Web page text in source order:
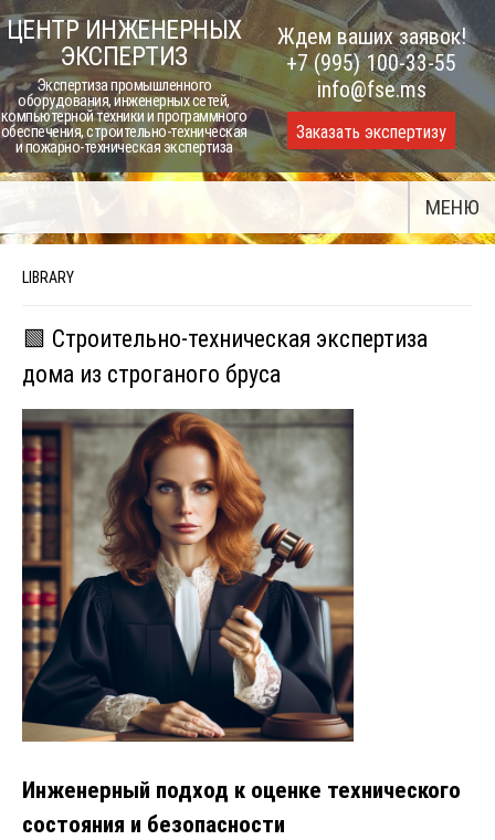
Skip
to
content
ЦЕНТР ИНЖЕНЕРНЫХ
ЭКСПЕРТИЗ
Экспертиза промышленного
оборудования, инженерных сетей,
компьютерной техники и программного
обеспечения, строительно-техническая
и пожарно-техническая экспертиза
Ждем ваших заявок!
+7 (995) 100-33-55
info@fse.ms
Заказать экспертизу
МЕНЮ
LIBRARY
🟩 Строительно-техническая экспертиза
дома из строганого бруса
Инженерный подход к оценке технического
состояния и безопасности